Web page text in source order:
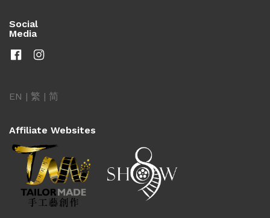
Social
Media
EN | 繁 | 简
Affiliate Websites